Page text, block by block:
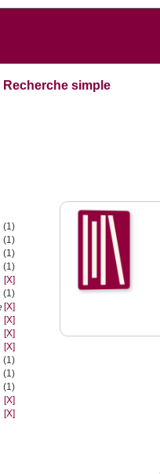
Recherche simple
(1)
(1)
(1)
(1)
[X]
(1)
[X]
[X]
[X]
[X]
(1)
(1)
(1)
[X]
[X]